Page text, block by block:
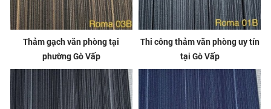
Thảm gạch văn phòng tại
phường Gò Vấp
Thi công thảm văn phòng uy tín
tại Gò Vấp